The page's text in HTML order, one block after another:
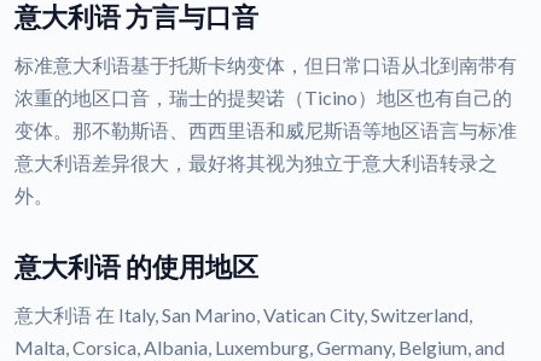
意大利语 方言与口音
标准意大利语基于托斯卡纳变体，但日常口语从北到南带有
浓重的地区口音，瑞士的提契诺（Ticino）地区也有自己的
变体。那不勒斯语、西西里语和威尼斯语等地区语言与标准
意大利语差异很大，最好将其视为独立于意大利语转录之
外。
意大利语 的使用地区
意大利语 在 Italy, San Marino, Vatican City, Switzerland,
Malta, Corsica, Albania, Luxemburg, Germany, Belgium, and